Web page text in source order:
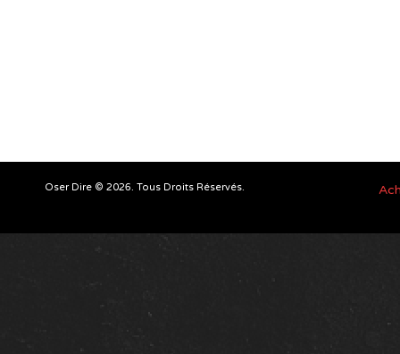
Oser Dire © 2026. Tous Droits Réservés.